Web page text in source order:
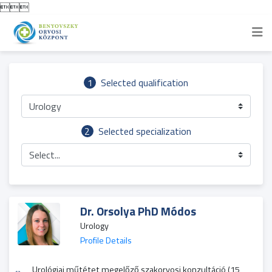

1 Selected qualification
Urology
2
Selected specialization
Select...
Dr. Orsolya PhD Módos
Urology
Profile Details